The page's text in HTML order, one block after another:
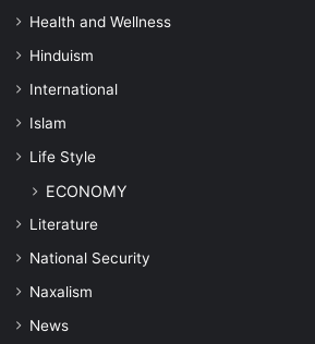
Health and Wellness
Hinduism
International
Islam
Life Style
ECONOMY
Literature
National Security
Naxalism
News